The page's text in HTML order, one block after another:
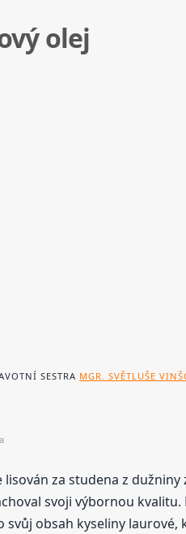
olej
SESTRA MGR. SVĚTLUŠE
lisován za studena z
svoji výbornou
svůj obsah kyseliny